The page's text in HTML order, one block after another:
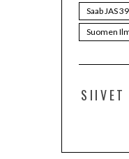
Saab JAS
Suomen
SIIVET